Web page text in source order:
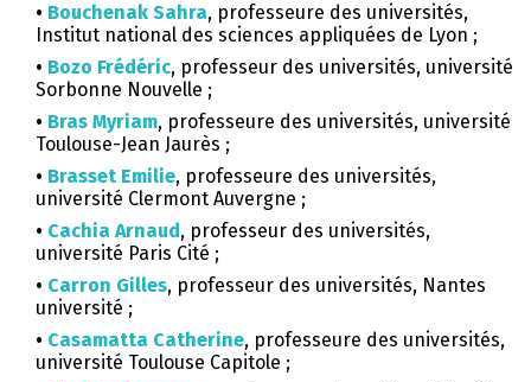
• Bouchenak Sahra, professeure des universités,
Institut national des sciences appliquées de Lyon ;
• Bozo Frédéric, professeur des universités, université
Sorbonne Nouvelle ;
• Bras Myriam, professeure des universités, université
Toulouse-Jean Jaurès ;
• Brasset Emilie, professeure des universités,
université Clermont Auvergne ;
• Cachia Arnaud, professeur des universités,
université Paris Cité ;
• Carron Gilles, professeur des universités, Nantes
université ;
• Casamatta Catherine, professeure des universités,
université Toulouse Capitole ;